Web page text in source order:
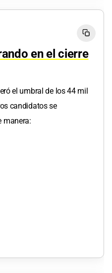
en el cierre
el umbral de los 44 mil
candidatos se
manera: